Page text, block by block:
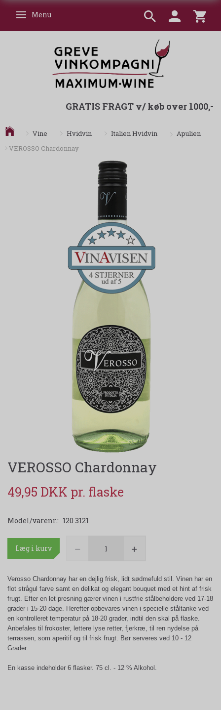
Skifte navigation
Menu
GRATIS FRAGT v/ køb over 1000,-
Vine Hvidvin Italien Hvidvin
Apulien
VEROSSO Chardonnay
VEROSSO Chardonnay
49,95 DKK
Model/varenr.: 120 3121
Læg i kurv
Verosso Chardonnay har en dejlig frisk, lidt sødmefuld stil. Vinen har en
flot strågul farve samt en delikat og elegant bouquet med et hint af frisk
frugt. Efter en let presning gærer vinen i rustfrie stålbeholdere ved 17-18
grader i 15-20 dage. Herefter opbevares vinen i specielle ståltanke ved
en kontrolleret temperatur på 18-20 grader, indtil den skal på flaske.
Anbefales til frokoster, lettere lyse retter, fjerkræ, til ren nydelse på
terrassen, som aperitif og til frisk frugt. Bør serveres ved 10 - 12
Grader.
En kasse indeholder 6 flasker. 75 cl. - 12 % Alkohol.